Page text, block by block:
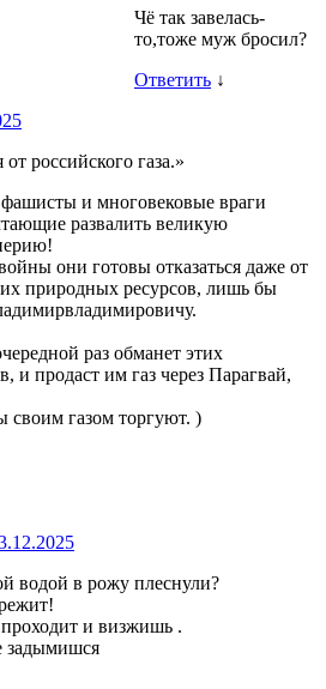
Чё так завелась-
то,тоже муж бросил?
Ответить ↓
российского газа.»
и многовековые враги
развалить великую
они готовы отказаться даже от
природных ресурсов, лишь бы
раз обманет этих
и продаст им газ через Парагвай,
своим газом торгуют. )
водой в рожу плеснули?
и визжишь .
задымишся